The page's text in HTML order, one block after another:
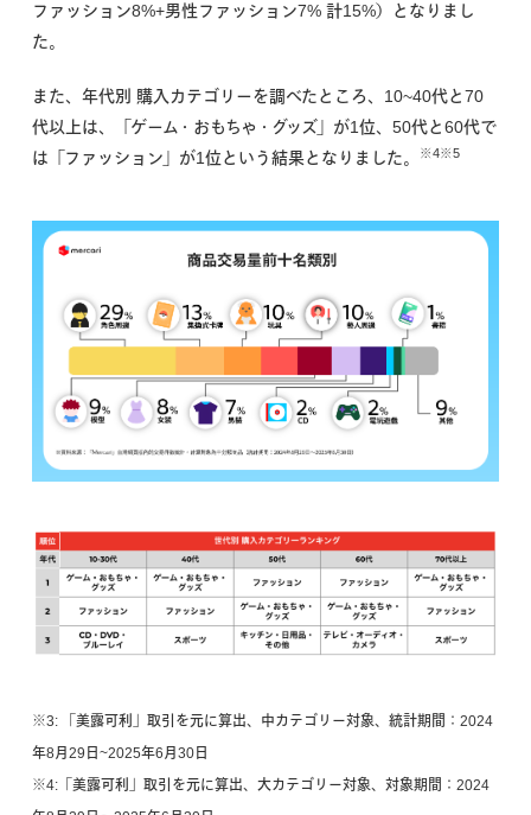
ファッション8%+男性ファッション7% 計15%）となりまし
た。
また、年代別 購入カテゴリーを調べたところ、10~40代と70
代以上は、「ゲーム・おもちゃ・グッズ」が1位、50代と60代で
は「ファッション」が1位という結果となりました。
※4※5
※3: 「美露可利」取引を元に算出、中カテゴリー対象、統計期間：2024
年8月29日~2025年6月30日
※4:「美露可利」取引を元に算出、大カテゴリー対象、対象期間：2024